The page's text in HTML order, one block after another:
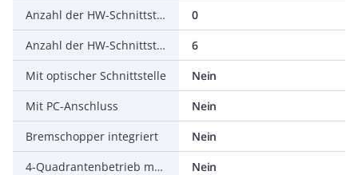
Anzahl der HW-Schnittstellen parallel
0
Anzahl der HW-Schnittstellen sonstige
6
Mit optischer Schnittstelle
Nein
Mit PC-Anschluss
Nein
Bremschopper integriert
Nein
4-Quadrantenbetrieb möglich
Nein